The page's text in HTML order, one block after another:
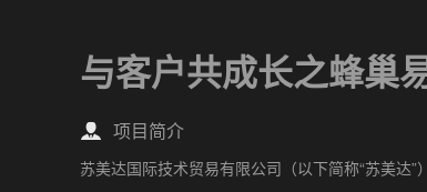
与客户共成长之蜂巢
项目简介
苏美达国际技术贸易有限公司（以下简称“苏美达